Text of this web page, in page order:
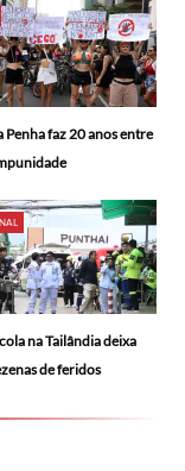
Penha faz 20 anos entre
na Tailândia deixa
de feridos